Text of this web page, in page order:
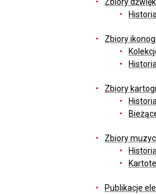
Historia
Zbiory
Historia
Zbiory
Historia
Zbiory
Historia
Publikacje